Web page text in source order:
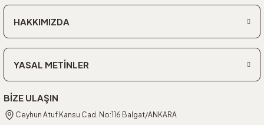
HAKKIMIZDA
YASAL METİNLER
BİZE ULAŞIN
Ceyhun Atuf Kansu Cad. No:116 Balgat/ANKARA